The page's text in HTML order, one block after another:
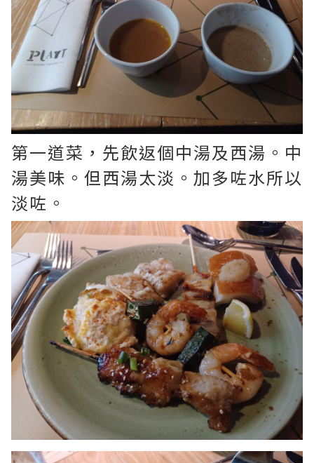
第一道菜，先飲返個中湯及西湯。中
湯美味。但西湯太淡。加多咗水所以
淡咗。